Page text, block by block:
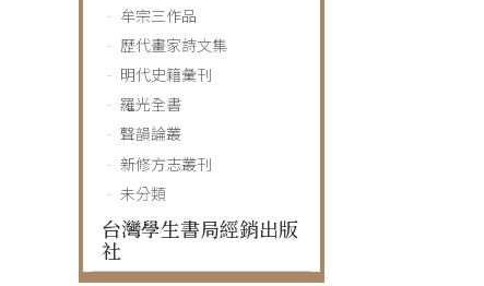
牟宗三作品
歷代畫家詩文集
明代史籍彙刊
羅光全書
聲韻論叢
新修方志叢刊
未分類
台灣學生書局經銷出版
社